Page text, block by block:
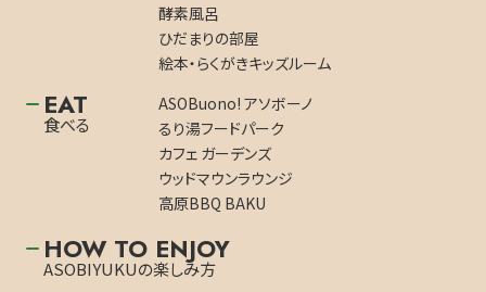
酵素風呂
ひだまりの部屋
絵本・らくがきキッズルーム
EAT
食べる
ASOBuono! アソボーノ
るり湯フードパーク
カフェ ガーデンズ
ウッドマウンラウンジ
高原BBQ BAKU
HOW TO ENJOY
ASOBIYUKUの楽しみ方